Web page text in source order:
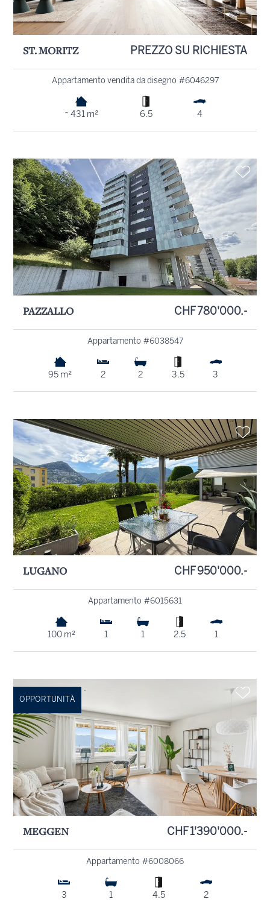
ST. MORITZ PREZZO SU RICHIESTA
Appartamento vendita da disegno #6046297
~ 431 m² 6.5 4
PAZZALLO CHF 780'000.-
Appartamento #6038547
95 m² 2 2 3.5 3
LUGANO CHF 950'000.-
Appartamento #6015631
100 m² 1 1 2.5 1
OPPORTUNITÀ
MEGGEN CHF 1'390'000.-
Appartamento #6008066
3 1 4.5 2